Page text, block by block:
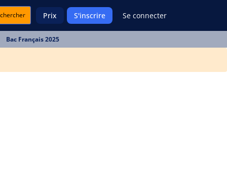
Prix S'inscrire Se connecter
Bac Français 2025